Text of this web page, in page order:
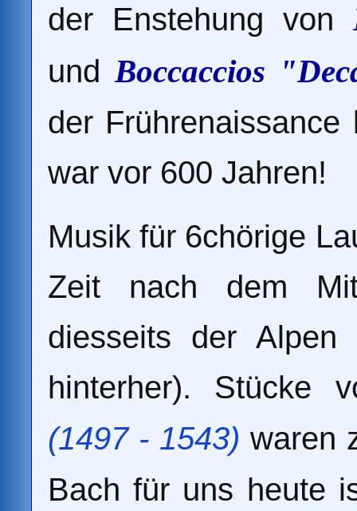
der Enstehung von
und Boccaccios
der
war vor 600 Jahren!
Musik für 6chörige
Zeit nach dem
diesseits der
hinterher). Stücke
(1497 - 1543) waren
Bach für uns heute